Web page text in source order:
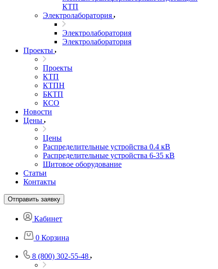
КТП
Электролаборатория
Электролаборатория
Электролаборатория
Проекты
Проекты
КТП
КТПН
БКТП
КСО
Новости
Цены
Цены
Распределительные устройства 0.4 кВ
Распределительные устройства 6-35 кВ
Щитовое оборудование
Статьи
Контакты
Отправить заявку
Кабинет
0 Корзина
8 (800) 302-55-48